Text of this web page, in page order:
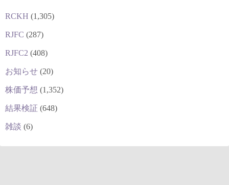
RCKH (1,305)
RJFC (287)
RJFC2 (408)
お知らせ (20)
株価予想 (1,352)
結果検証 (648)
雑談 (6)